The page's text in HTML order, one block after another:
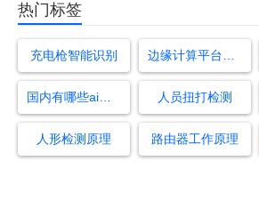
热门标签
充电枪智能识别
人员扭打检测
人形检测原理 路由器工作原理